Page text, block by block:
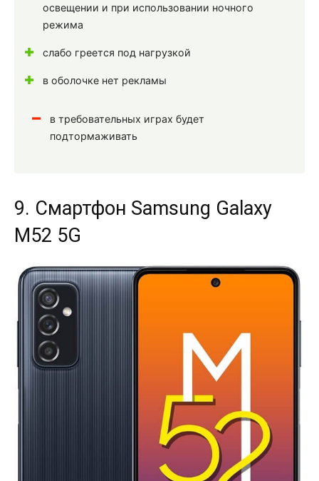
освещении и при использовании ночного
режима
слабо греется под нагрузкой
в оболочке нет рекламы
в требовательных играх будет
подтормаживать
9. Смартфон Samsung Galaxy
M52 5G